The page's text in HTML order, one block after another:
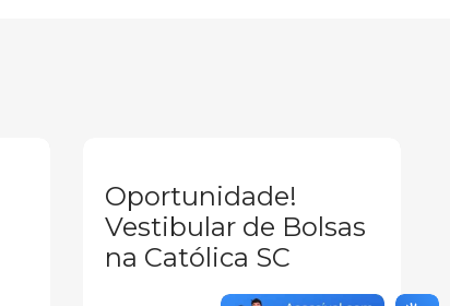
Oportunidade!
Vestibular de Bolsas
na Católica SC